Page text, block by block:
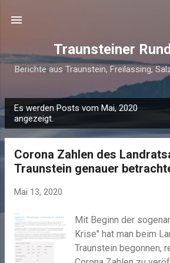
Traunsteiner
Berichte aus Traunstein, Freilassing,
o
Es werden Posts vom Mai, 2020
angezeigt.
Corona Zahlen des
Traunstein genauer
Mai 13, 2020
Mit Beginn der
Krise" hat man beim
Traunstein begonnen,